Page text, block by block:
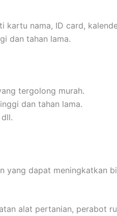
nama, ID card,
dan tahan lama.
tergolong murah.
dan tahan lama.
yang dapat meningkatkan
alat pertanian, perabot